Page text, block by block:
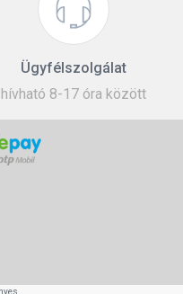
Ügyfélszolgálat
hívható 8-17 óra között